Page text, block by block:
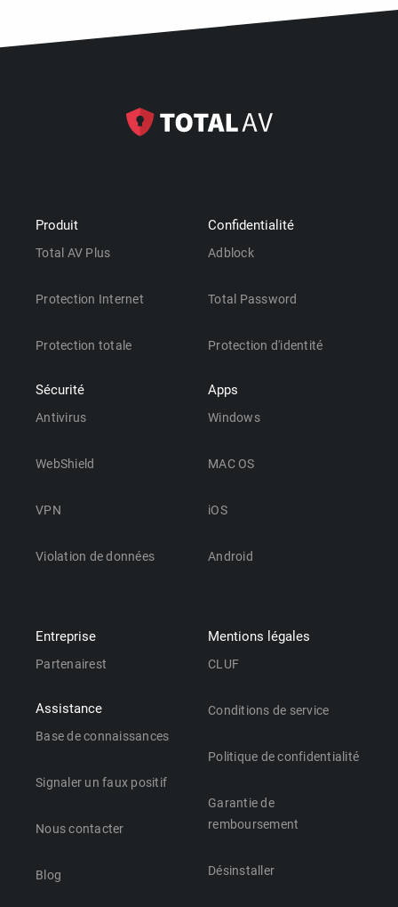
Produit
Total AV Plus
Protection Internet
Protection totale
Sécurité
Antivirus
WebShield
VPN
Violation de données
Confidentialité
Adblock
Total Password
Protection d'identité
Apps
Windows
MAC OS
iOS
Android
Entreprise
Partenairest
Assistance
Base de connaissances
Signaler un faux positif
Nous contacter
Blog
Mentions légales
CLUF
Conditions de service
Politique de confidentialité
Garantie de
remboursement
Désinstaller